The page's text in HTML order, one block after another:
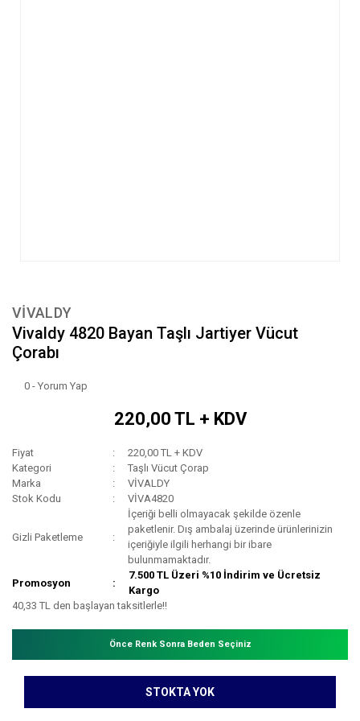
VİVALDY
Vivaldy 4820 Bayan Taşlı Jartiyer Vücut
Çorabı
0 - Yorum Yap
220,00 TL + KDV
Fiyat
220,00 TL + KDV
Kategori
Taşlı Vücut Çorap
Marka
VİVALDY
Stok Kodu
VİVA4820
Gizli Paketleme
İçeriği belli olmayacak şekilde özenle
paketlenir. Dış ambalaj üzerinde ürünlerinizin
içeriğiyle ilgili herhangi bir ibare
bulunmamaktadır.
Promosyon
7.500 TL Üzeri %10 İndirim ve Ücretsiz
Kargo
40,33 TL den başlayan taksitlerle!!
Önce Renk Sonra Beden Seçiniz
STOKTA YOK